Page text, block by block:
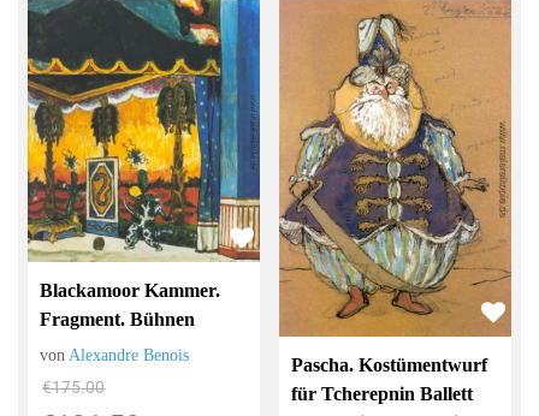
Blackamoor Kammer.
Fragment. Bühnen
vonAlexandre Benois
€175.00
Pascha. Kostümentwurf
für Tcherepnin Ballett